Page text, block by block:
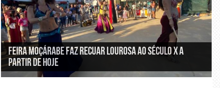
Feira Moçárabe faz recuar Lourosa ao século X a
partir de hoje